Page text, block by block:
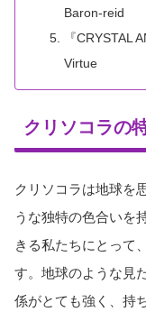
Baron-reid
『CRYSTAL
Virtue
クリソコラの
クリソコラは地球を
うな独特の色合いを
きる私たちにとって
す。地球のような見
係がとても強く、持